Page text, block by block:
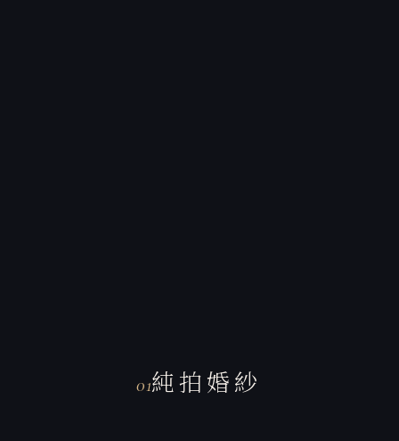
01純拍婚紗